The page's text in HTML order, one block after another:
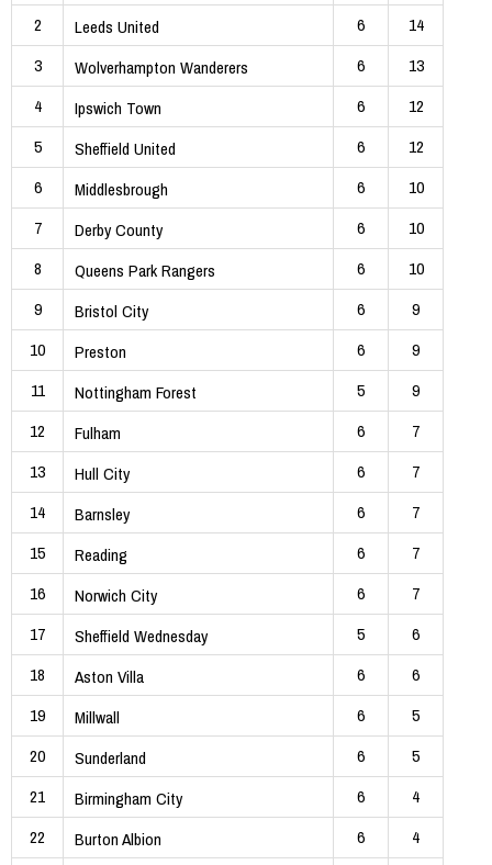
2
Leeds United 6
14
3
Wolverhampton Wanderers 6
13
4
Ipswich Town 6
12
5
Sheffield United 6
12
6
Middlesbrough 6
10
7
Derby County 6
10
8
Queens Park Rangers 6
10
9
Bristol City 6
9
10
Preston 6
9
11
Nottingham Forest 5
9
12
Fulham 6
7
13
Hull City 6
7
14
Barnsley 6
7
15
Reading 6
7
16
Norwich City 6
7
17
Sheffield Wednesday 5
6
18
Aston Villa 6
6
19
Millwall 6
5
20
Sunderland 6
5
21
Birmingham City 6
4
22
Burton Albion 6
4